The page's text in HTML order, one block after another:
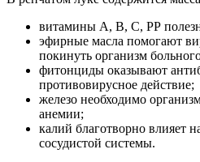
витамины А, В, С, РР
эфирные масла помогают
покинуть организм
фитонциды оказывают
противовирусное действие;
железо необходимо
анемии;
калий благотворно влияет
сосудистой системы.